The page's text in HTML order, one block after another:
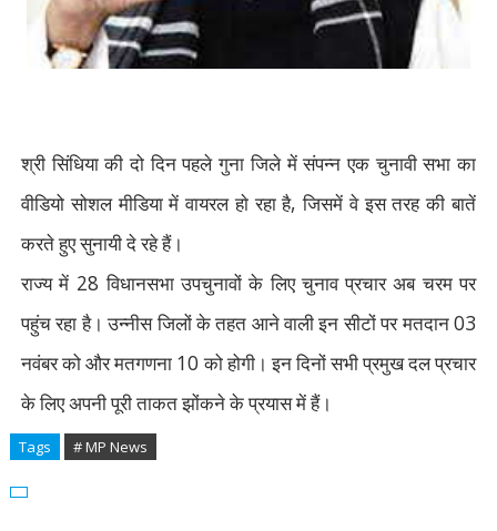
श्री सिंधिया की दो दिन पहले गुना जिले में संपन्न एक चुनावी सभा का
वीडियो सोशल मीडिया में वायरल हाे रहा है,जिसमें वे इस तरह की बातें
करते हुए सुनायी दे रहे हैं।
राज्य में 28विधानसभा उपचुनावों के लिए चुनाव प्रचार अब चरम पर
पहुंच रहा है। उन्नीस जिलों के तहत आने वाली इन सीटों पर मतदान03
नवंबर को और मतगणना 10को होगी। इन दिनों सभी प्रमुख दल प्रचार
के लिए अपनी पूरी ताकत झोंकने के प्रयास में हैं।
Tags # MP News